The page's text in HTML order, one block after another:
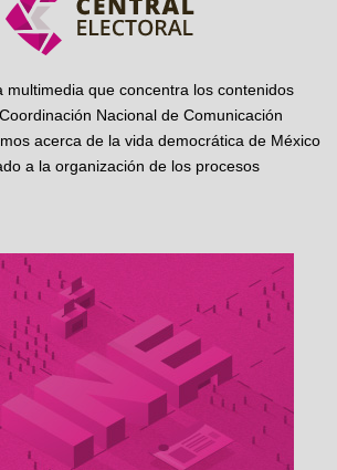
multimedia que concentra los contenidos
Nacional de Comunicación
acerca de la vida democrática de México
a la organización de los procesos